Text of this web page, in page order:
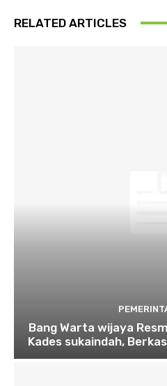
RELATED ARTICLES
Bang Warta wijaya
Kades sukaindah,